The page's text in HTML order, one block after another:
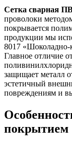
Сетка сварная
проволоки
покрывается
продукции мы
8017
Главное отличие
защищает металл
эстетичный
повреждениям и
покрытием